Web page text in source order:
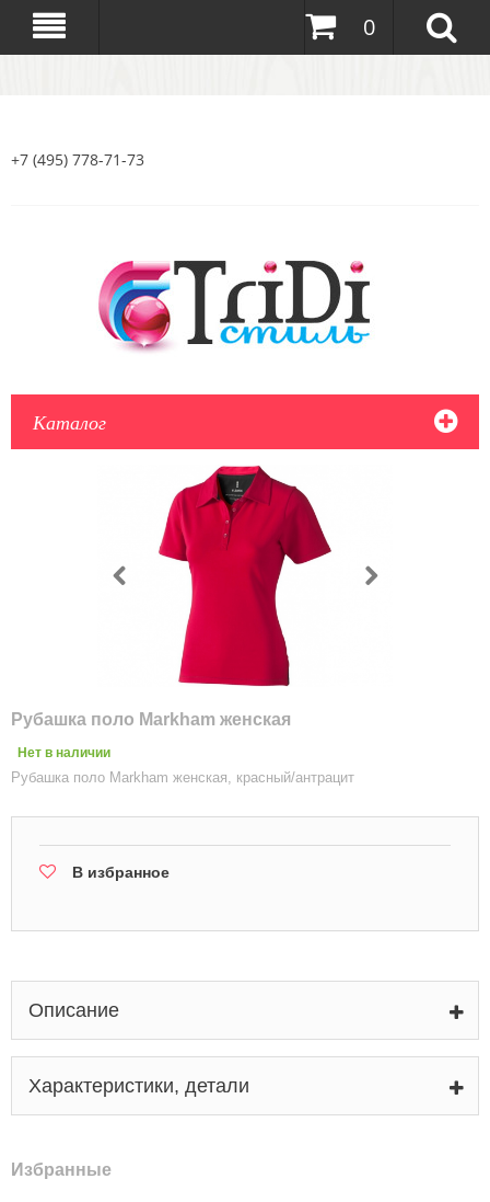
0
+7 (495) 778-71-73
Каталог
Рубашка поло Markham женская
Нет в наличии
Рубашка поло Markham женская, красный/антрацит
В избранное
Описание
Характеристики, детали
Избранные